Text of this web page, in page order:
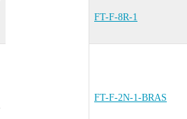
FT-F-8R-1
FT-F-2N-1-BRAS